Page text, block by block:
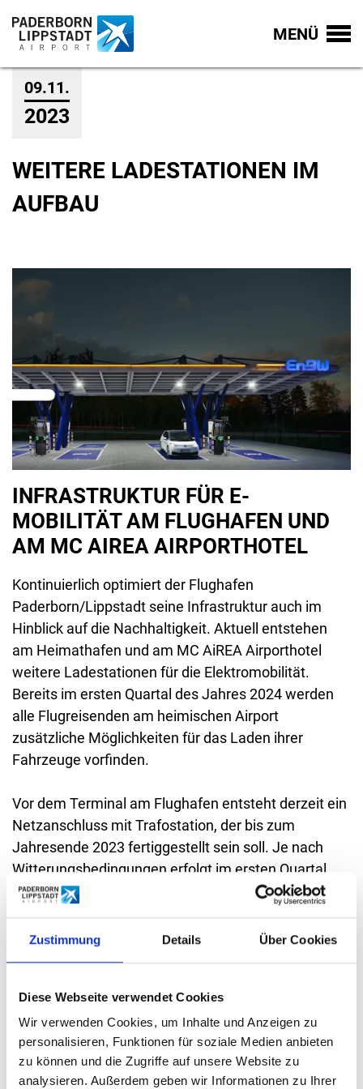
Zustimmung Details Über Cookies
Diese Webseite verwendet Cookies
Wir verwenden Cookies, um Inhalte und Anzeigen zu
personalisieren, Funktionen für soziale Medien anbieten
zu können und die Zugriffe auf unsere Website zu
analysieren. Außerdem geben wir Informationen zu Ihrer
MENÜ
09.11.
2023
WEITERE LADESTATIONEN IM
AUFBAU
INFRASTRUKTUR FÜR E-
MOBILITÄT AM FLUGHAFEN UND
AM MC AIREA AIRPORTHOTEL
Kontinuierlich optimiert der Flughafen
Paderborn/Lippstadt seine Infrastruktur auch im
Hinblick auf die Nachhaltigkeit. Aktuell entstehen
am Heimathafen und am MC AiREA Airporthotel
weitere Ladestationen für die Elektromobilität.
Bereits im ersten Quartal des Jahres 2024 werden
alle Flugreisenden am heimischen Airport
zusätzliche Möglichkeiten für das Laden ihrer
Fahrzeuge vorfinden.
Vor dem Terminal am Flughafen entsteht derzeit ein
Netzanschluss mit Trafostation, der bis zum
Jahresende 2023 fertiggestellt sein soll. Je nach
Witterungsbedingungen erfolgt im ersten Quartal
2024 der Aufbau von vier Schnellladepunkten, die
Mit der Inbetriebnahme und der Gestaltung der
Fahrzeuge dann in wenigen Minuten eine
Reichweite von mehr als 100 Kilometern nachladen.
Betreiber der Schnellladestationen ist die Firma
eliso, die sich seit dem Jahr 2016 zu einem